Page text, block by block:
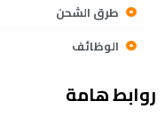
طرق الشحن
الوظائف
روابط هامة